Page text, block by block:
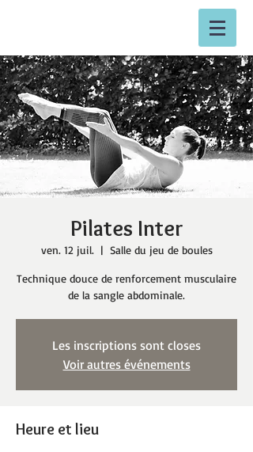
Pilates Inter
ven. 12 juil.
  |
Salle du jeu de boules
Technique douce de renforcement musculaire
Les inscriptions sont closes
Voir autres événements
Heure et lieu